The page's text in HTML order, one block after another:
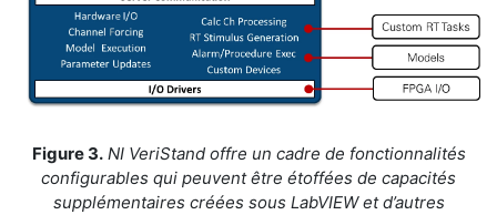
Figure 3.NI VeriStand offre un cadre de fonctionnalités
configurables qui peuvent être étoffées de capacités
supplémentaires créées sous LabVIEW et d’autres